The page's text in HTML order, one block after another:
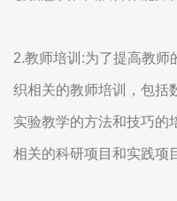
2.教师培训:为了提高教师
织相关的教师培训，包括
实验教学的方法和技巧的
相关的科研项目和实践项